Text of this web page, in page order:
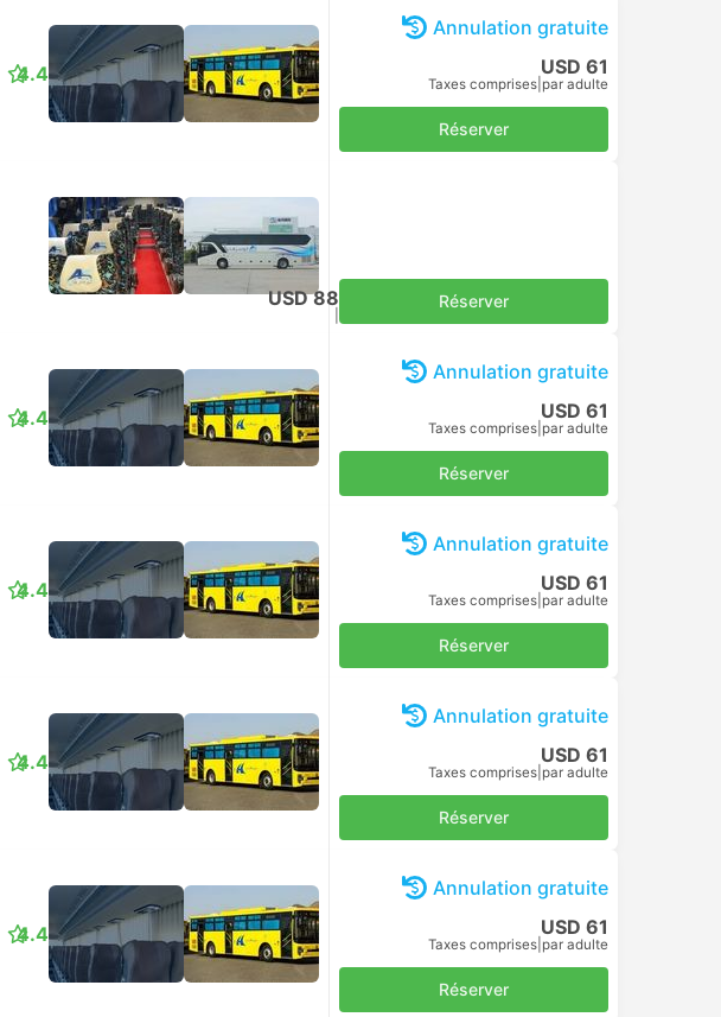
4.4
Annulation gratuite
USD 61
Taxes comprises par adulte
Réserver
USD 88 Réserver
4.4
Annulation gratuite
USD 61
Taxes comprises par adulte
Réserver
4.4
Annulation gratuite
USD 61
Taxes comprises par adulte
Réserver
4.4
Annulation gratuite
USD 61
Taxes comprises par adulte
Réserver
4.4
Annulation gratuite
USD 61
Taxes comprises par adulte
Réserver